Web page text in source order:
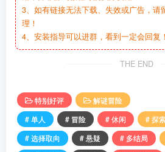
3、如有链接无法下载、失效或广告，请
理！
4、安装指导可以进群，看到一定会回复！
THE END
特别好评
解谜冒险
# 单人
# 冒险 # 休闲 # 探
# 选择取向
# 悬疑 # 多结局